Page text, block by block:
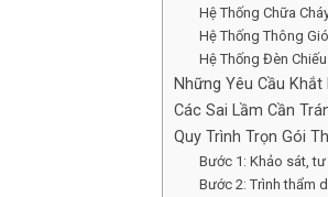
Hệ Thống Chữa
Hệ Thống Thông
Hệ Thống Đèn
Những Yêu Cầu
Các Sai Lầm Cần
Quy Trình Trọn Gói
Bước 1: Khảo sát,
Bước 2: Trình thẩm